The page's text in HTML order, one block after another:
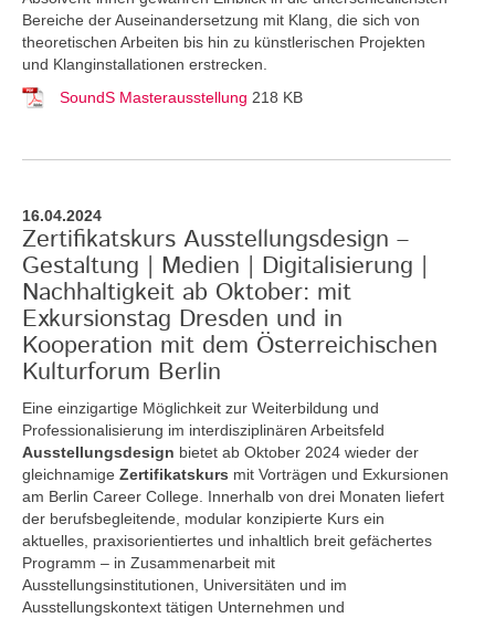
Bereiche der Auseinandersetzung mit Klang, die sich von
theoretischen Arbeiten bis hin zu künstlerischen Projekten
und Klanginstallationen erstrecken.
SoundS Masterausstellung 218 KB
16.04.2024
Zertifikatskurs Ausstellungsdesign –
Gestaltung | Medien | Digitalisierung |
Nachhaltigkeit ab Oktober: mit
Exkursionstag Dresden und in
Kooperation mit dem Österreichischen
Kulturforum Berlin
Eine einzigartige Möglichkeit zur Weiterbildung und
Professionalisierung im interdisziplinären Arbeitsfeld
Ausstellungsdesign bietet ab Oktober 2024 wieder der
gleichnamige Zertifikatskurs mit Vorträgen und Exkursionen
am Berlin Career College. Innerhalb von drei Monaten liefert
der berufsbegleitende, modular konzipierte Kurs ein
aktuelles, praxisorientiertes und inhaltlich breit gefächertes
Programm – in Zusammenarbeit mit
Ausstellungsinstitutionen, Universitäten und im
Ausstellungskontext tätigen Unternehmen und